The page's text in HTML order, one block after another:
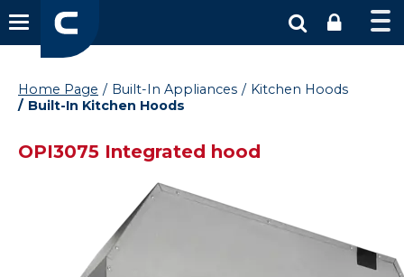
Home Page Built-In Appliances
Kitchen Hoods
Built-In Kitchen Hoods
OPI3075 Integrated hood